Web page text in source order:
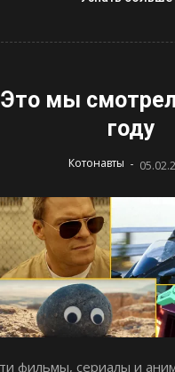
Это мы
году
Котонавты -
фильмы, сериалы и